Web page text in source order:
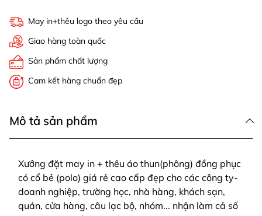
May in+thêu logo theo yêu cầu
Giao hàng toàn quốc
Sản phẩm chất lượng
Cam kết hàng chuẩn đẹp
Mô tả sản phẩm
Xưởng đặt may in + thêu áo thun(phông) đồng phục
có cổ bẻ (polo) giá rẻ cao cấp đẹp cho các công ty-
doanh nghiệp, trường học, nhà hàng, khách sạn,
quán, cửa hàng, câu lạc bộ, nhóm... nhận làm cả số